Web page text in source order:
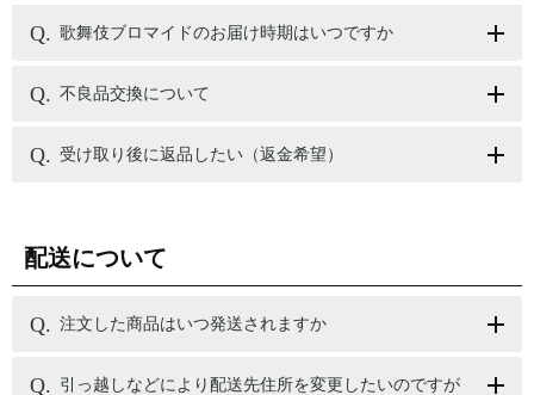
歌舞伎ブロマイドのお届け時期はいつですか
不良品交換について
受け取り後に返品したい（返金希望）
配送について
注文した商品はいつ発送されますか
引っ越しなどにより配送先住所を変更したいのですが